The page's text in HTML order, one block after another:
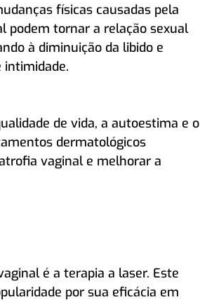
físicas causadas pela
podem tornar a relação sexual
à diminuição da libido e
intimidade.
de vida, a autoestima e o
dermatológicos
vaginal e melhorar a
é a terapia a laser. Este
por sua eficácia em